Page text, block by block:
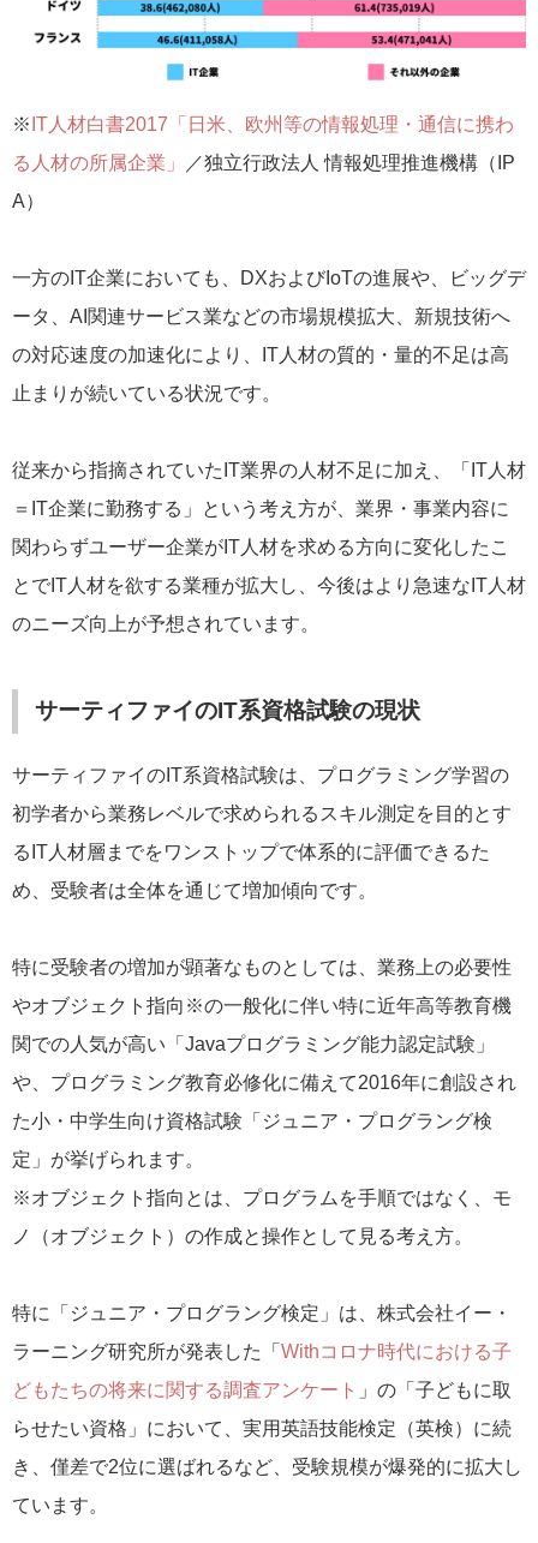
※ IT人材白書2017「日米、欧州等の情報処理・通信に携わ
る人材の所属企業」
／独立行政法人 情報処理推進機構（IP
A）
一方のIT企業においても、DXおよびIoTの進展や、ビッグデ
ータ、AI関連サービス業などの市場規模拡大、新規技術へ
の対応速度の加速化により、IT人材の質的・量的不足は高
止まりが続いている状況です。
従来から指摘されていたIT業界の人材不足に加え、「IT人材
＝IT企業に勤務する」という考え方が、業界・事業内容に
関わらずユーザー企業がIT人材を求める方向に変化したこ
とでIT人材を欲する業種が拡大し、今後はより急速なIT人材
のニーズ向上が予想されています。
サーティファイのIT系資格試験の現状
サーティファイのIT系資格試験は、プログラミング学習の
初学者から業務レベルで求められるスキル測定を目的とす
るIT人材層までをワンストップで体系的に評価できるた
め、受験者は全体を通じて増加傾向です。
特に受験者の増加が顕著なものとしては、業務上の必要性
やオブジェクト指向※の一般化に伴い特に近年高等教育機
関での人気が高い「Javaプログラミング能力認定試験」
や、プログラミング教育必修化に備えて2016年に創設され
た小・中学生向け資格試験「ジュニア・プログラング検
定」が挙げられます。
※オブジェクト指向とは、プログラムを手順ではなく、モ
ノ（オブジェクト）の作成と操作として見る考え方。
特に「ジュニア・プログラング検定」は、株式会社イー・
ラーニング研究所が発表した「 Withコロナ時代における子
どもたちの将来に関する調査アンケート 」の「子どもに取
らせたい資格」において、実用英語技能検定（英検）に続
き、僅差で2位に選ばれるなど、受験規模が爆発的に拡大し
ています。